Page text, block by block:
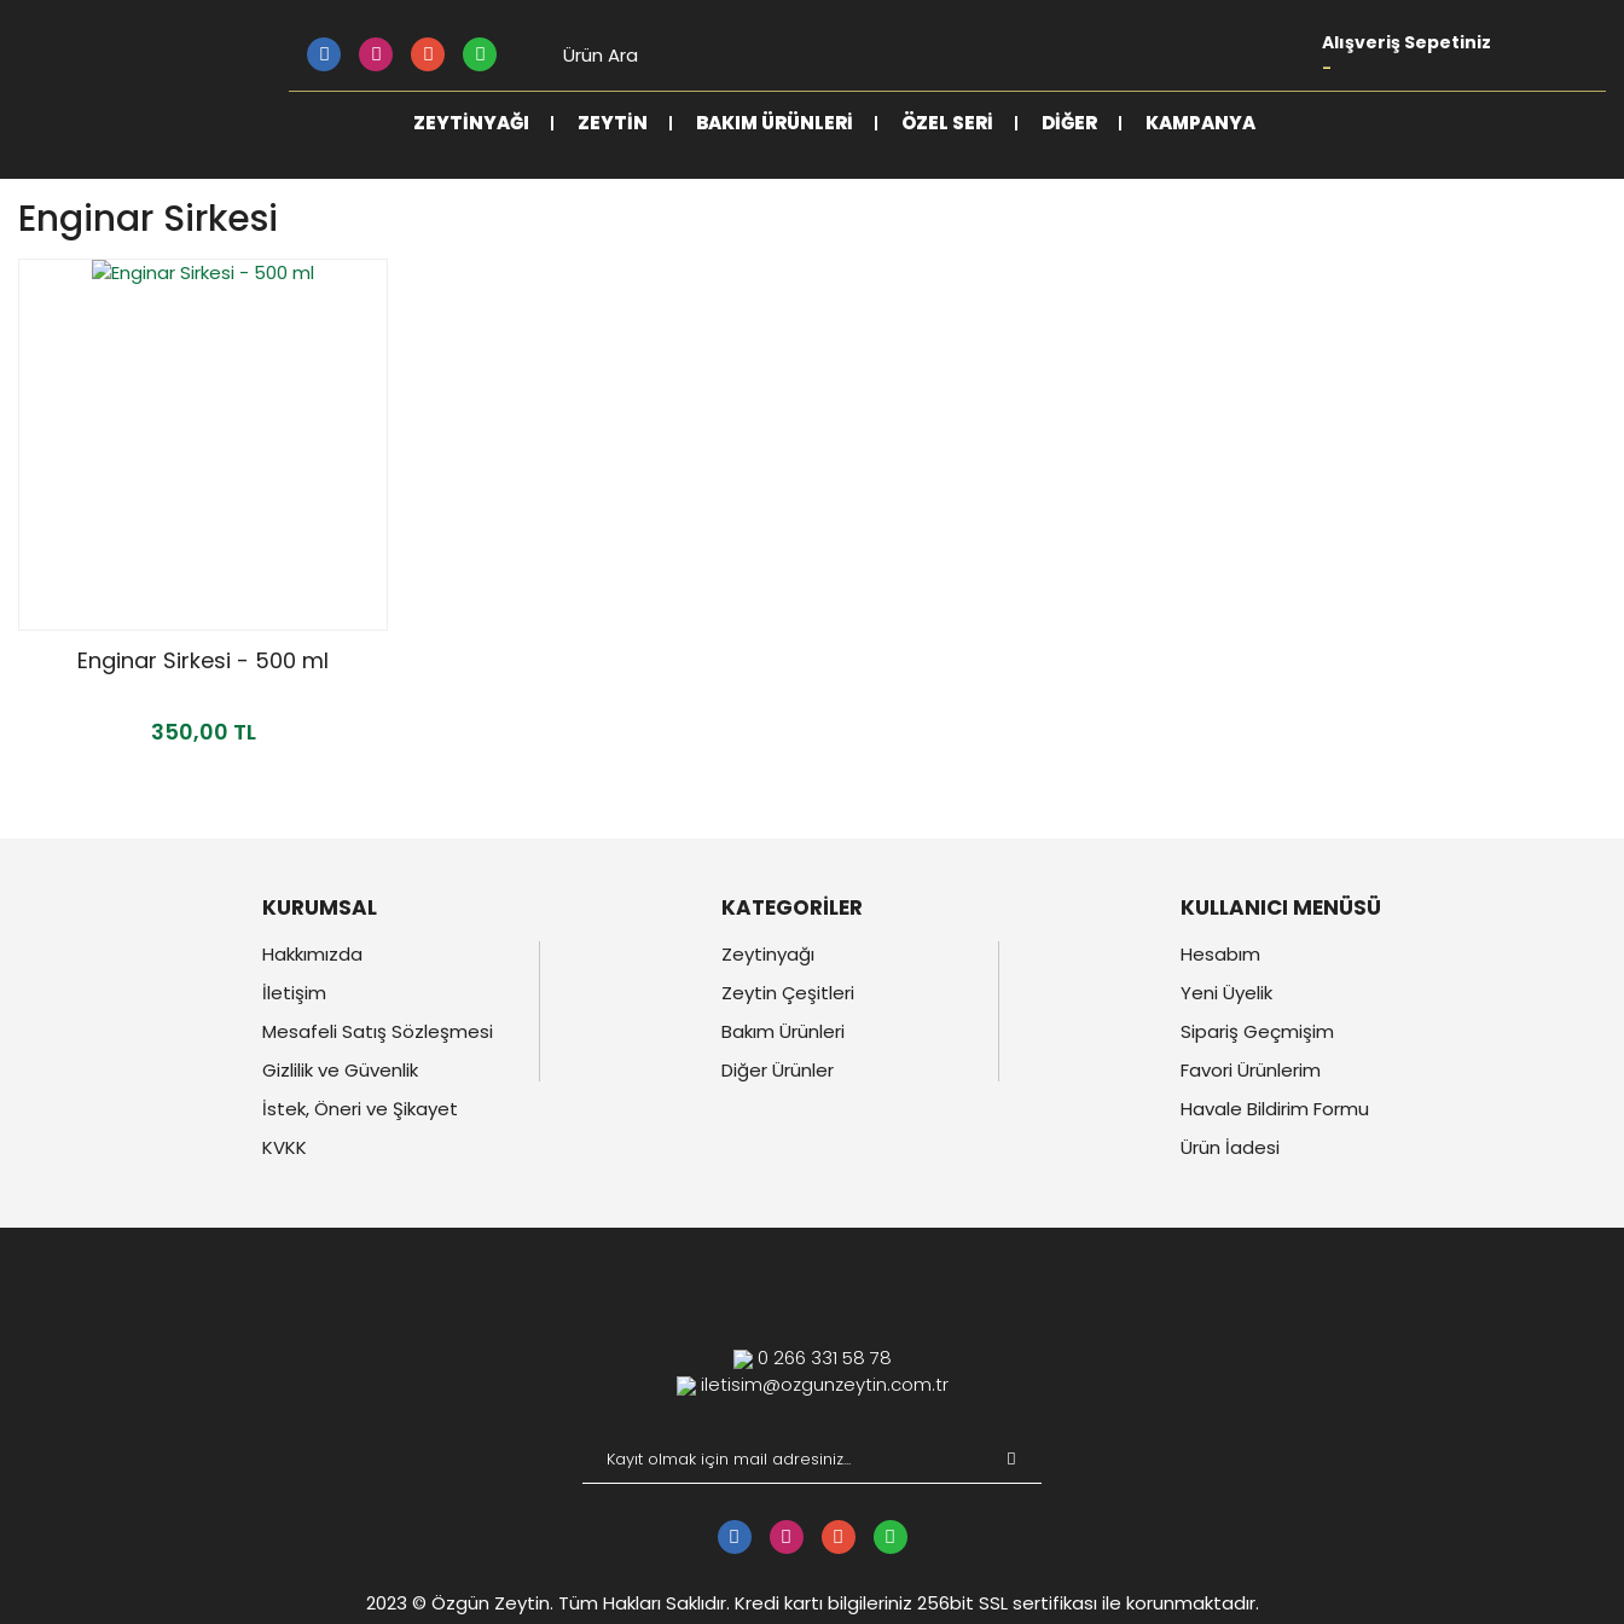
Alışveriş Sepetiniz
-
ZEYTINYAĞI ZEYTIN BAKIM ÜRÜNLERI ÖZEL SERI DIĞER KAMPANYA
Enginar Sirkesi
Enginar Sirkesi - 500 ml
350,00 TL
KURUMSAL
Hakkımızda
İletişim
Mesafeli Satış Sözleşmesi
Gizlilik ve Güvenlik
İstek, Öneri ve Şikayet
KVKK
KATEGORİLER
Zeytinyağı
Zeytin Çeşitleri
Bakım Ürünleri
Diğer Ürünler
KULLANICI MENÜSÜ
Hesabım
Yeni Üyelik
Sipariş Geçmişim
Favori Ürünlerim
Havale Bildirim Formu
Ürün İadesi
0 266 331 58 78
iletisim@ozgunzeytin.com.tr
2023 © Özgün Zeytin. Tüm Hakları Saklıdır. Kredi kartı bilgileriniz 256bit SSL sertifikası ile korunmaktadır.